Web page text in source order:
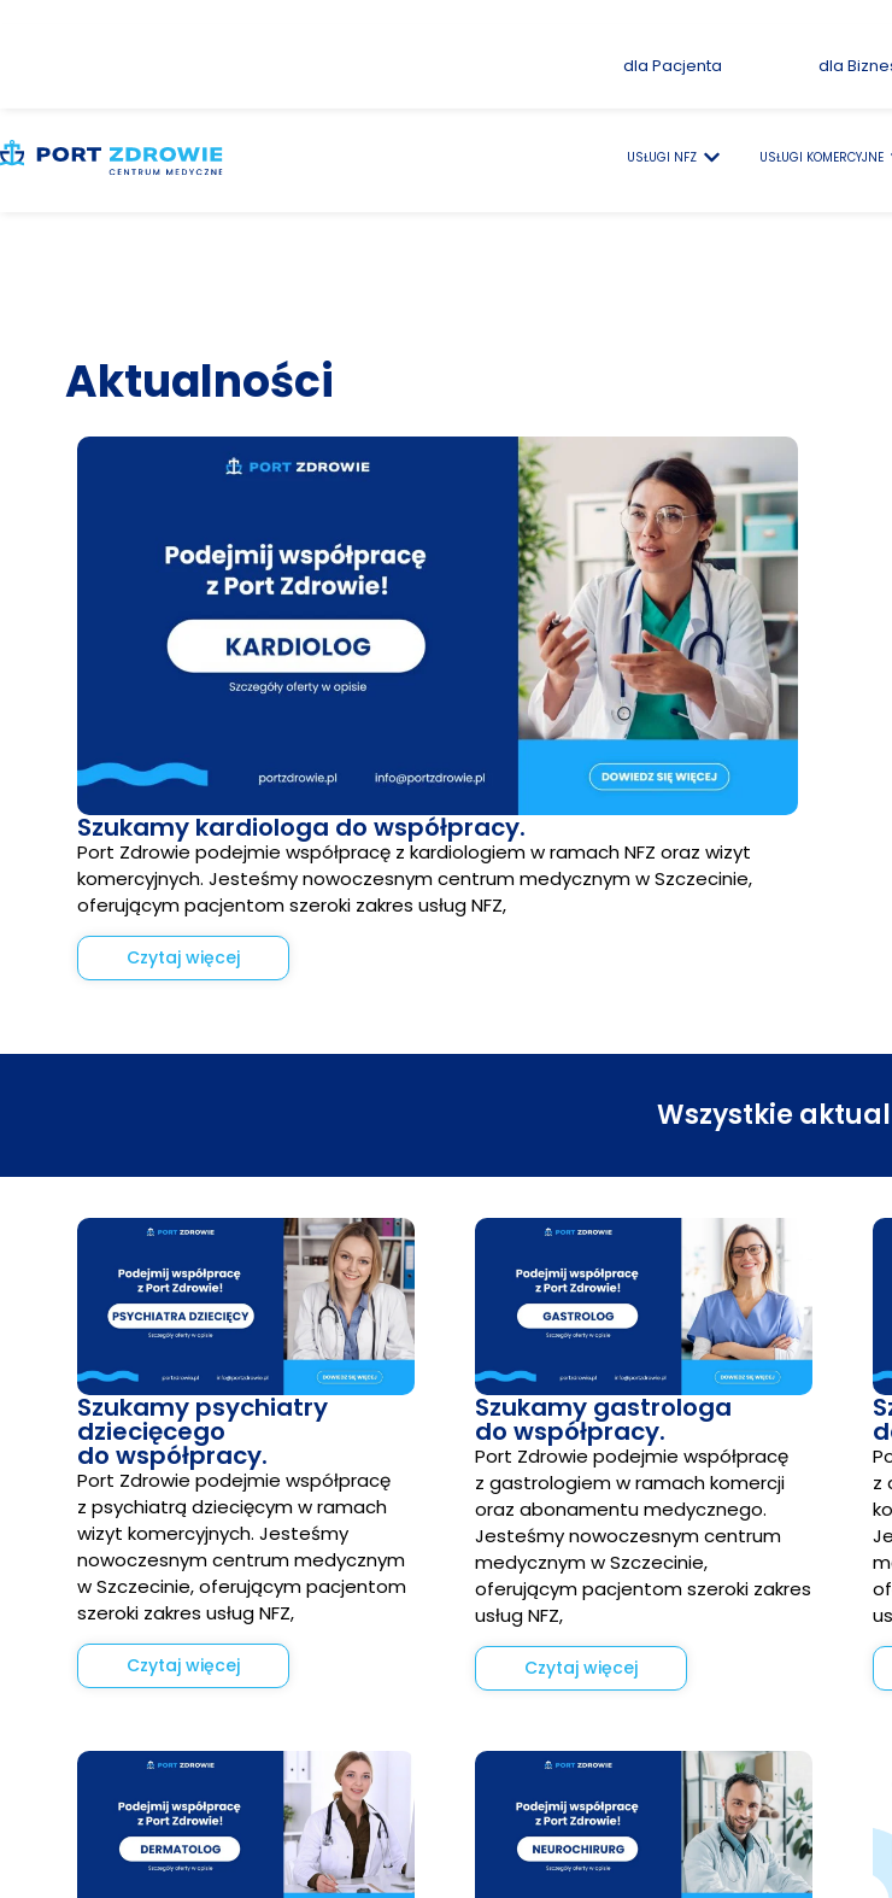
dla Pacjenta dla
USŁUGI NFZ USŁUGI KOMERCYJNE
Aktualności
Szukamy kardiologa do współpracy.
Port Zdrowie podejmie współpracę z kardiologiem w ramach NFZ oraz wizyt
komercyjnych. Jesteśmy nowoczesnym centrum medycznym w Szczecinie,
oferującym pacjentom szeroki zakres usług NFZ,
Czytaj więcej
Wszystkie
Szukamy psychiatry
dziecięcego
do współpracy.
Port Zdrowie podejmie współpracę
z psychiatrą dziecięcym w ramach
wizyt komercyjnych. Jesteśmy
nowoczesnym centrum medycznym
w Szczecinie, oferującym pacjentom
szeroki zakres usług NFZ,
Czytaj więcej
Szukamy gastrologa
do współpracy.
Port Zdrowie podejmie współpracę
z gastrologiem w ramach komercji
oraz abonamentu medycznego.
Jesteśmy nowoczesnym centrum
medycznym w Szczecinie,
oferującym pacjentom szeroki zakres
usług NFZ,
Czytaj więcej
z